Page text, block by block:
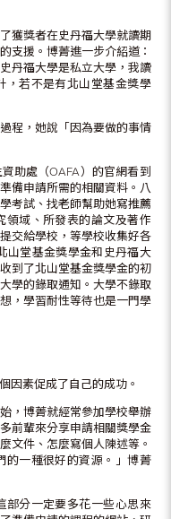
獲獎者在史丹福大學就讀期
支援。博菁進一步介紹道：
丹福大學是私立大學，我讀
，若不是有北山堂基金獎學
程，她說「因為要做的事情
助處（OAFA）的官網看到
備申請所需的相關資料。八
考試、找老師幫助她寫推薦
領域、所發表的論文及著作
交給學校，等學校收集好各
山堂基金獎學金和史丹福大
到了北山堂基金獎學金的初
學的錄取通知。大學不錄取
，學習耐性等待也是一門學
因素促成了自己的成功。
，博菁就經常參加學校舉辦
前輩來分享申請相關獎學金
文件、怎麼寫個人陳述等。
的一種很好的資源。」博菁
部分一定要多花一些心思來